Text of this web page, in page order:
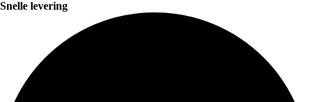
Snelle levering